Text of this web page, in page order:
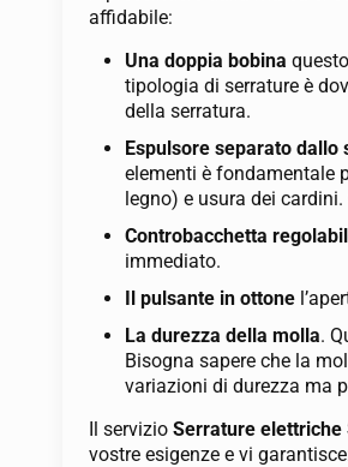
affidabile:
Una doppia bobina
tipologia di serrature è
della serratura.
Espulsore separato dallo
elementi è fondamentale
legno) e usura dei
Controbacchetta
immediato.
Il pulsante in ottone
La durezza della molla.
Bisogna sapere che la
variazioni di durezza ma
Il servizioSerrature
vostre esigenze e vi